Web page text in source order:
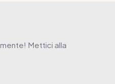
Mettici alla